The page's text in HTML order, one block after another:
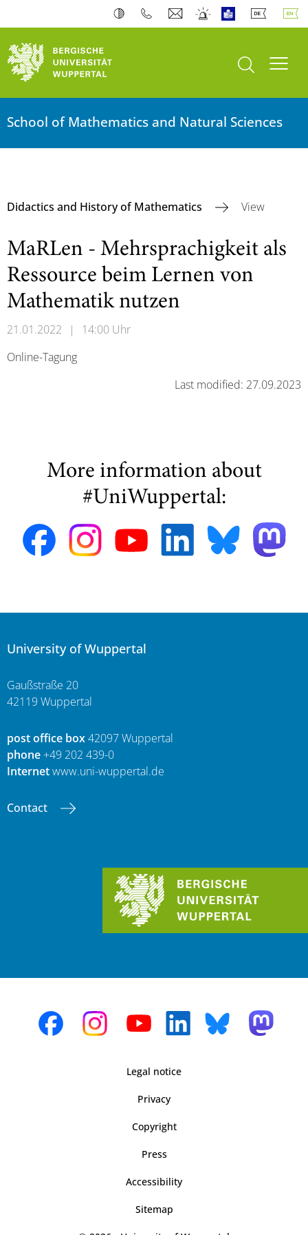
open search
School of Mathematics and Natural Sciences
Didactics and History of Mathematics View
MaRLen - Mehrsprachigkeit als
Ressource beim Lernen von
Mathematik nutzen
21.01.2022 |
14:00 Uhr
Online-Tagung
Last modified: 27.09.2023
More information about
#UniWuppertal:
University of Wuppertal
Gaußstraße 20
42119 Wuppertal
post office box42097 Wuppertal
phone+49 202 439-0
Internetwww.uni-wuppertal.de
Contact
Legal notice
Privacy
Copyright
Press
Accessibility
Sitemap